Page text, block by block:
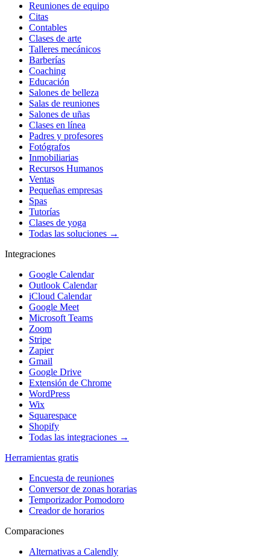
Reuniones de equipo
Citas
Contables
Clases de arte
Talleres mecánicos
Barberías
Coaching
Educación
Salones de belleza
Salas de reuniones
Salones de uñas
Clases en línea
Padres y profesores
Fotógrafos
Inmobiliarias
Recursos Humanos
Ventas
Pequeñas empresas
Spas
Tutorías
Clases de yoga
Todas las soluciones →
Integraciones
Google Calendar
Outlook Calendar
iCloud Calendar
Google Meet
Microsoft Teams
Zoom
Stripe
Zapier
Gmail
Google Drive
Extensión de Chrome
WordPress
Wix
Squarespace
Shopify
Todas las integraciones →
Herramientas gratis
Encuesta de reuniones
Conversor de zonas horarias
Temporizador Pomodoro
Creador de horarios
Comparaciones
Alternativas a Calendly